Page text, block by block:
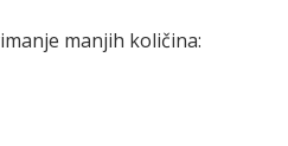
manjih količina: